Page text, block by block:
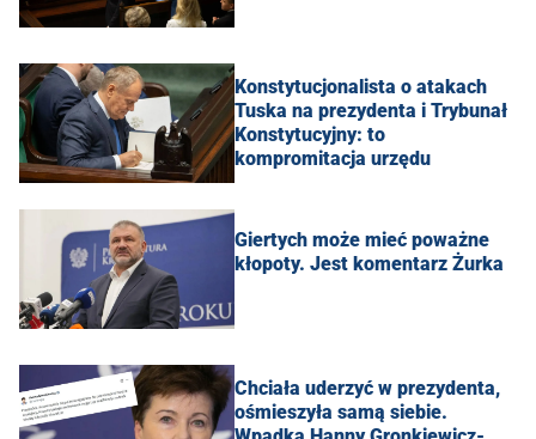
Konstytucjonalista o atakach
Tuska na prezydenta i Trybunał
Konstytucyjny: to
kompromitacja urzędu
Giertych może mieć poważne
kłopoty. Jest komentarz Żurka
Chciała uderzyć w prezydenta,
ośmieszyła samą siebie.